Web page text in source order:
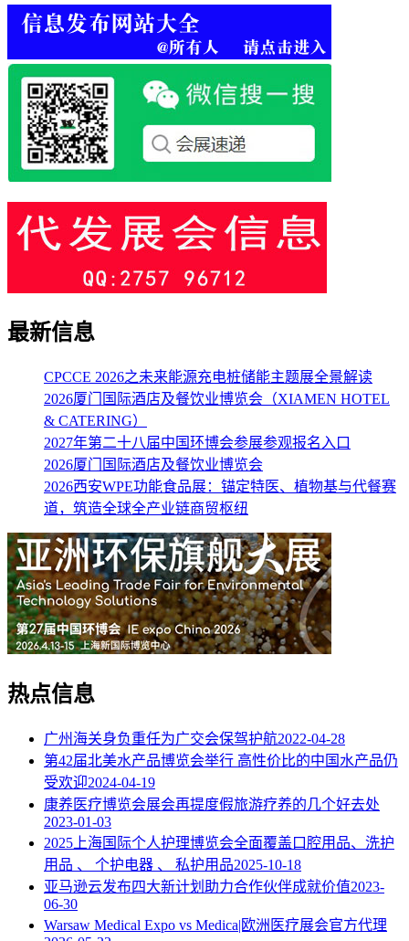
最新信息
CPCCE 2026之未来能源充电桩储能主题展全景解读
2026厦门国际酒店及餐饮业博览会（XIAMEN HOTEL
& CATERING）
2027年第二十八届中国环博会参展参观报名入口
2026厦门国际酒店及餐饮业博览会
2026西安WPE功能食品展：锚定特医、植物基与代餐赛
道，筑造全球全产业链商贸枢纽
热点信息
广州海关身负重任为广交会保驾护航2022-04-28
第42届北美水产品博览会举行 高性价比的中国水产品仍
受欢迎2024-04-19
康养医疗博览会展会再提度假旅游疗养的几个好去处
2023-01-03
2025上海国际个人护理博览会全面覆盖口腔用品、洗护
用品 、 个护电器 、 私护用品2025-10-18
亚马逊云发布四大新计划助力合作伙伴成就价值2023-
06-30
Warsaw Medical Expo vs Medica|欧洲医疗展会官方代理